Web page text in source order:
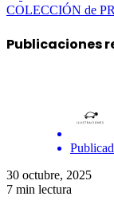
COLECCIÓN de
Publicaciones
30 octubre, 2025
7 min lectura